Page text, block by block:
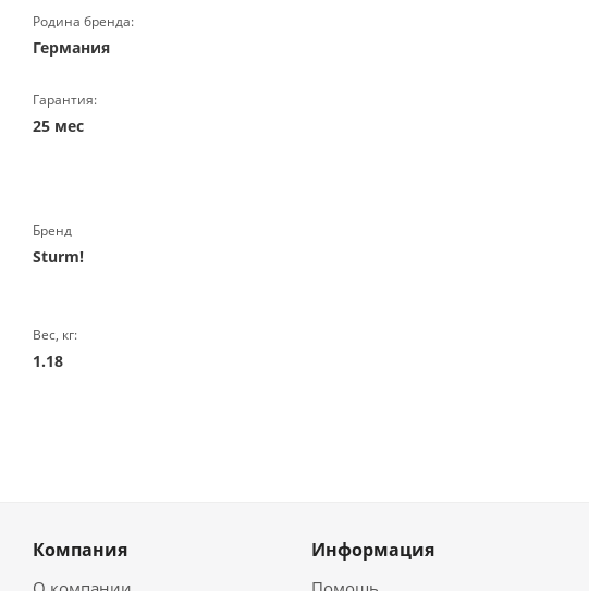
Родина бренда:
Германия
Гарантия:
25 мес
Бренд
Sturm!
Вес, кг:
1.18
Компания Информация